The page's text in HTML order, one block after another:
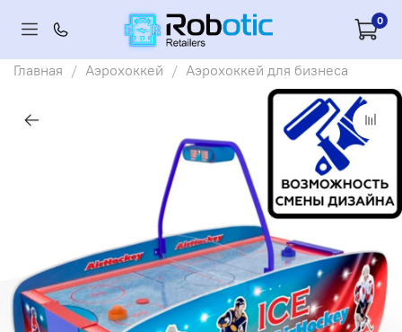
0
Главная Аэрохоккей Аэрохоккей для бизнеса